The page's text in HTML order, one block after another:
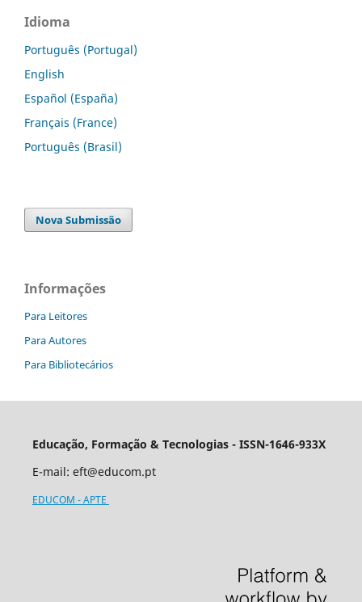
Idioma
Português (Portugal)
English
Español (España)
Français (France)
Português (Brasil)
Nova Submissão
Informações
Para Leitores
Para Autores
Para Bibliotecários
Educação, Formação & Tecnologias - ISSN-1646-933X
E-mail: eft@educom.pt
EDUCOM - APTE